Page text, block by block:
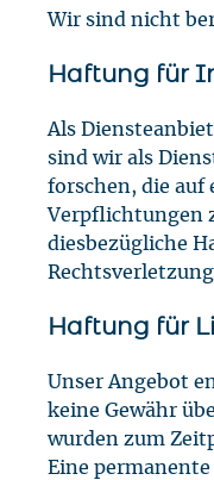
Wir sind nicht
Haftung für
Als
sind wir als
forschen, die auf
Verpflichtungen
diesbezügliche
Haftung für
Unser Angebot
keine Gewähr
wurden zum
Eine